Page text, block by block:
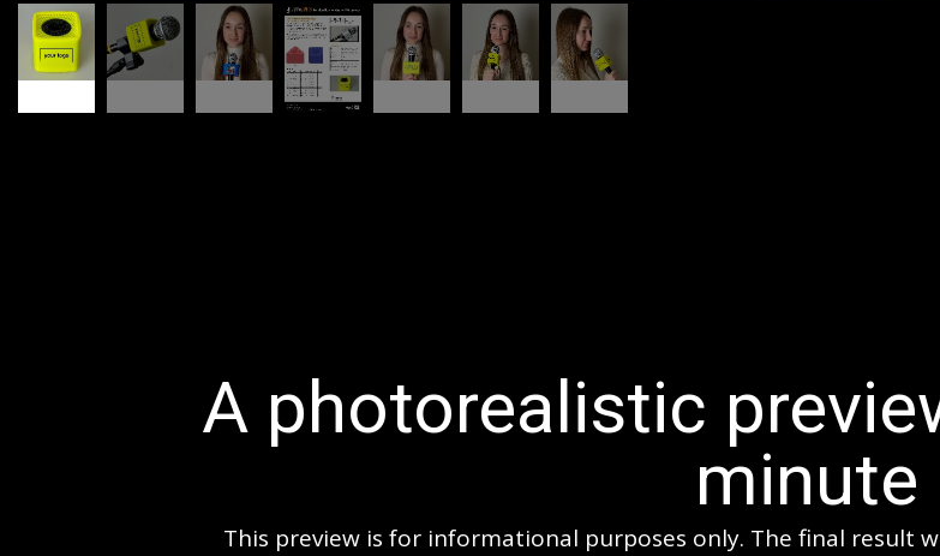
A photorealistic
minute
This preview is for informational purposes only. The final result